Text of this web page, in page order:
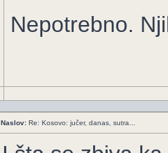
Nepotrebno.
Naslov: Re: Kosovo: jučer, danas, sutra...